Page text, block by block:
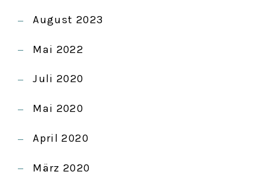
August 2023
Mai 2022
Juli 2020
Mai 2020
April 2020
März 2020